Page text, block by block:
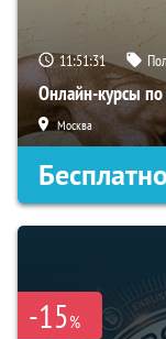
11:51:31
Онлайн-курсы
Москва
Бесплатно
-15%